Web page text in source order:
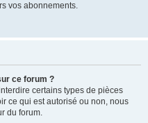
vos abonnements.
ce forum ?
certains types de pièces
ce qui est autorisé ou non, nous
du forum.